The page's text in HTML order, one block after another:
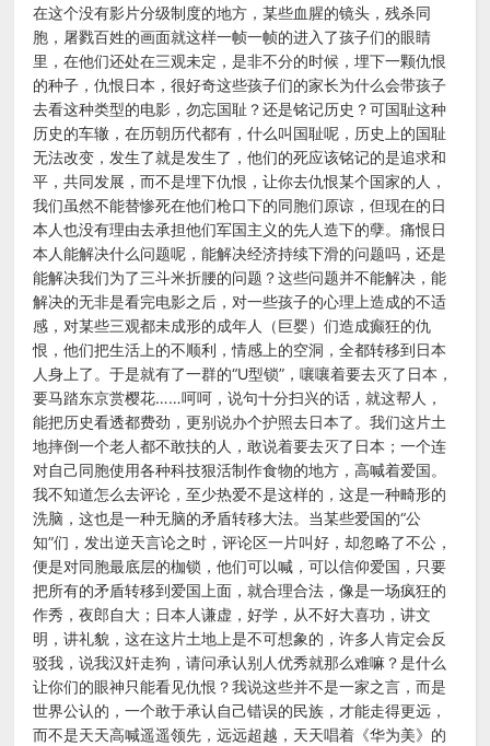
在这个没有影片分级制度的地方，某些血腥的镜头，残杀同
胞，屠戮百姓的画面就这样一帧一帧的进入了孩子们的眼睛
里，在他们还处在三观未定，是非不分的时候，埋下一颗仇恨
的种子，仇恨日本，很好奇这些孩子们的家长为什么会带孩子
去看这种类型的电影，勿忘国耻？还是铭记历史？可国耻这种
历史的车辙，在历朝历代都有，什么叫国耻呢，历史上的国耻
无法改变，发生了就是发生了，他们的死应该铭记的是追求和
平，共同发展，而不是埋下仇恨，让你去仇恨某个国家的人，
我们虽然不能替惨死在他们枪口下的同胞们原谅，但现在的日
本人也没有理由去承担他们军国主义的先人造下的孽。痛恨日
本人能解决什么问题呢，能解决经济持续下滑的问题吗，还是
能解决我们为了三斗米折腰的问题？这些问题并不能解决，能
解决的无非是看完电影之后，对一些孩子的心理上造成的不适
感，对某些三观都未成形的成年人（巨婴）们造成癫狂的仇
恨，他们把生活上的不顺利，情感上的空洞，全都转移到日本
人身上了。于是就有了一群的“U型锁”，嚷嚷着要去灭了日本，
要马踏东京赏樱花……呵呵，说句十分扫兴的话，就这帮人，
能把历史看透都费劲，更别说办个护照去日本了。我们这片土
地摔倒一个老人都不敢扶的人，敢说着要去灭了日本；一个连
对自己同胞使用各种科技狠活制作食物的地方，高喊着爱国。
我不知道怎么去评论，至少热爱不是这样的，这是一种畸形的
洗脑，这也是一种无脑的矛盾转移大法。当某些爱国的“公
知”们，发出逆天言论之时，评论区一片叫好，却忽略了不公，
便是对同胞最底层的枷锁，他们可以喊，可以信仰爱国，只要
把所有的矛盾转移到爱国上面，就合理合法，像是一场疯狂的
作秀，夜郎自大；日本人谦虚，好学，从不好大喜功，讲文
明，讲礼貌，这在这片土地上是不可想象的，许多人肯定会反
驳我，说我汉奸走狗，请问承认别人优秀就那么难嘛？是什么
让你们的眼神只能看见仇恨？我说这些并不是一家之言，而是
世界公认的，一个敢于承认自己错误的民族，才能走得更远，
而不是天天高喊遥遥领先，远远超越，天天唱着《华为美》的